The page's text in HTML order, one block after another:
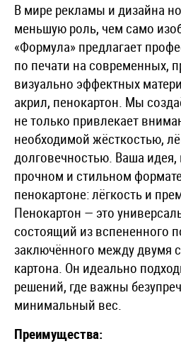
В мире рекламы и дизайна
меньшую роль, чем само
«Формула» предлагает
по печати на современных,
визуально эффектных
акрил, пенокартон. Мы
не только привлекает
необходимой жёсткостью,
долговечностью. Ваша
прочном и стильном
пенокартоне: лёгкость и
Пенокартон — это
состоящий из вспененного
заключённого между двумя
картона. Он идеально
решений, где важны
минимальный вес.
Преимущества: